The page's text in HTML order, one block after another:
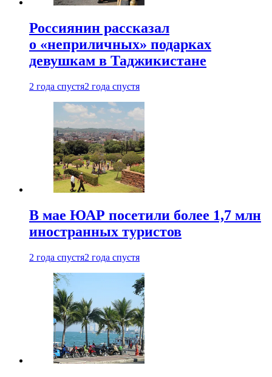
Россиянин рассказал
о «неприличных» подарках
девушкам в Таджикистане
2 года спустя2 года спустя
В мае ЮАР посетили более 1,7 млн
иностранных туристов
2 года спустя2 года спустя